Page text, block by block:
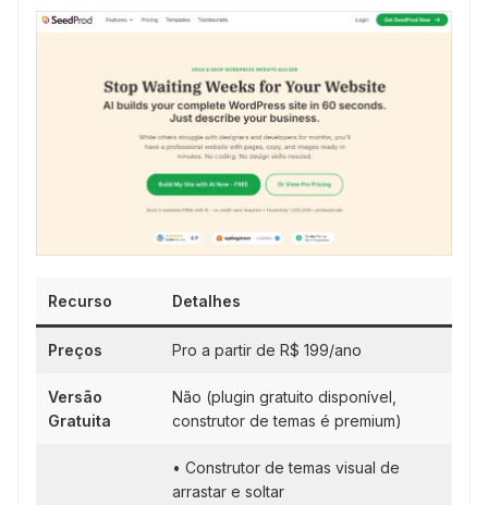
Recurso Detalhes
Preços Pro a partir de R$ 199/ano
Versão
Gratuita
Não (plugin gratuito disponível,
construtor de temas é premium)
• Construtor de temas visual de
arrastar e soltar